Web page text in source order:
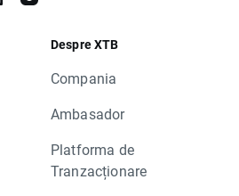
Despre XTB
Compania
Ambasador
Platforma de
Tranzacționare